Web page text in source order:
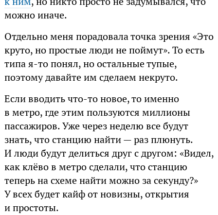
можно иначе.
Отдельно меня порадовала точка зрения «Это
круто, но простые люди не поймут». То есть
типа я-то понял, но остальные тупые,
поэтому давайте им сделаем некруто.
Если вводить что-то новое, то именно
в метро, где этим пользуются миллионы
пассажиров. Уже через неделю все будут
знать, что станцию найти — раз плюнуть.
И люди будут делиться друг с другом: «Видел,
как клёво в метро сделали, что станцию
теперь на схеме найти можно за секунду?»
У всех будет кайф от новизны, открытия
и простоты.